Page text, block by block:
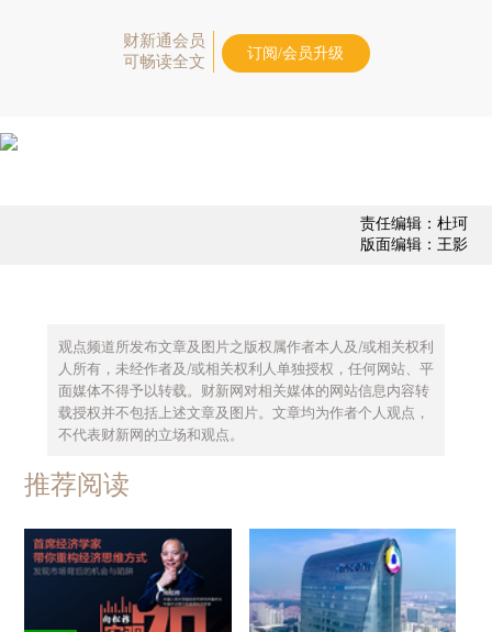
财新通会员
可畅读全文
订阅/会员升级
责任编辑：杜珂
版面编辑：王影
观点频道所发布文章及图片之版权属作者本人及/或相关权利
人所有，未经作者及/或相关权利人单独授权，任何网站、平
面媒体不得予以转载。财新网对相关媒体的网站信息内容转
载授权并不包括上述文章及图片。文章均为作者个人观点，
不代表财新网的立场和观点。
推荐阅读